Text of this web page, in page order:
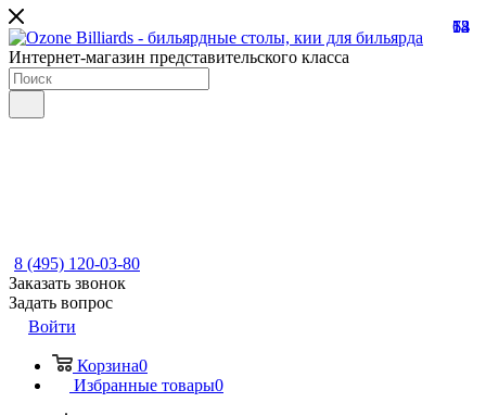
Интернет-магазин представительского класса
8 (495) 120-03-80
Заказать звонок
Задать вопрос
Войти
Корзина0
Избранные товары0
13
68
73
54
12